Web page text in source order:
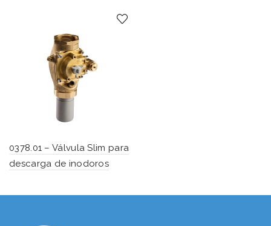
0378.01 – Válvula Slim para
descarga de inodoros